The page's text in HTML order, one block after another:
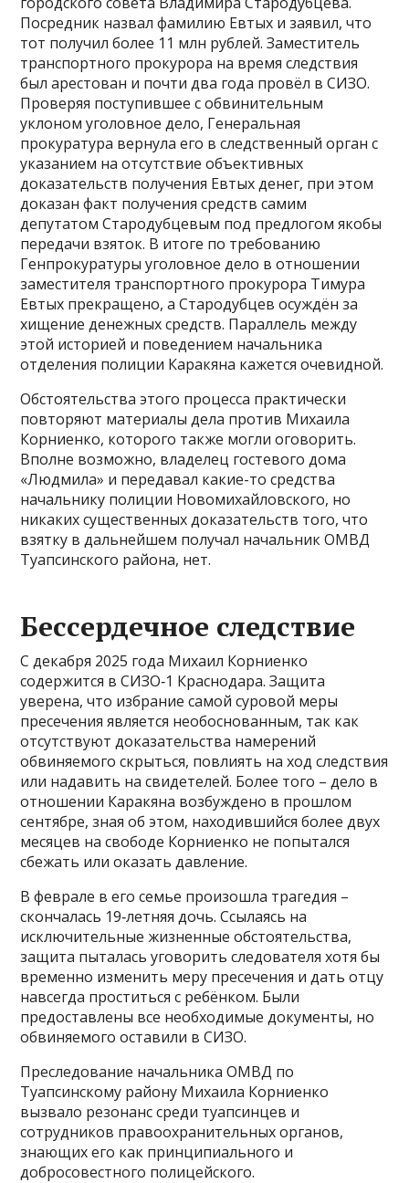
Посредник назвал фамилию Евтых и заявил, что
тот получил более 11 млн рублей. Заместитель
транспортного прокурора на время следствия
был арестован и почти два года провёл в СИЗО.
Проверяя поступившее с обвинительным
уклоном уголовное дело, Генеральная
прокуратура вернула его в следственный орган с
указанием на отсутствие объективных
доказательств получения Евтых денег, при этом
доказан факт получения средств самим
депутатом Стародубцевым под предлогом якобы
передачи взяток. В итоге по требованию
Генпрокуратуры уголовное дело в отношении
заместителя транспортного прокурора Тимура
Евтых прекращено, а Стародубцев осуждён за
хищение денежных средств. Параллель между
этой историей и поведением начальника
отделения полиции Каракяна кажется очевидной.
Обстоятельства этого процесса практически
повторяют материалы дела против Михаила
Корниенко, которого также могли оговорить.
Вполне возможно, владелец гостевого дома
«Людмила» и передавал какие-то средства
начальнику полиции Новомихайловского, но
никаких существенных доказательств того, что
взятку в дальнейшем получал начальник ОМВД
Туапсинского района, нет.
Бессердечное следствие
С декабря 2025 года Михаил Корниенко
содержится в СИЗО‑1 Краснодара. Защита
уверена, что избрание самой суровой меры
пресечения является необоснованным, так как
отсутствуют доказательства намерений
обвиняемого скрыться, повлиять на ход следствия
или надавить на свидетелей. Более того – дело в
отношении Каракяна возбуждено в прошлом
сентябре, зная об этом, находившийся более двух
месяцев на свободе Корниенко не попытался
сбежать или оказать давление.
В феврале в его семье произошла трагедия –
скончалась 19‑летняя дочь. Ссылаясь на
исключительные жизненные обстоятельства,
защита пыталась уговорить следователя хотя бы
временно изменить меру пресечения и дать отцу
навсегда проститься с ребёнком. Были
предоставлены все необходимые документы, но
обвиняемого оставили в СИЗО.
Преследование начальника ОМВД по
Туапсинскому району Михаила Корниенко
вызвало резонанс среди туапсинцев и
сотрудников правоохранительных органов,
знающих его как принципиального и
добросовестного полицейского.